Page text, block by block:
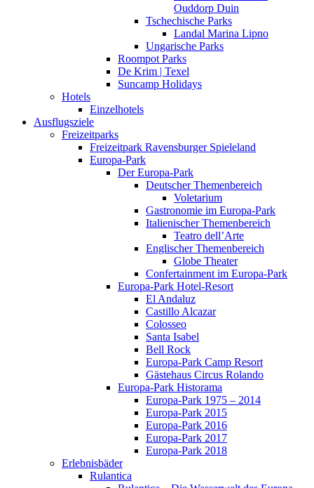
Ouddorp Duin
Tschechische Parks
Landal Marina Lipno
Ungarische Parks
Roompot Parks
De Krim | Texel
Suncamp Holidays
Hotels
Einzelhotels
Ausflugsziele
Freizeitparks
Freizeitpark Ravensburger Spieleland
Europa-Park
Der Europa-Park
Deutscher Themenbereich
Voletarium
Gastronomie im Europa-Park
Italienischer Themenbereich
Teatro dell’Arte
Englischer Themenbereich
Globe Theater
Confertainment im Europa-Park
Europa-Park Hotel-Resort
El Andaluz
Castillo Alcazar
Colosseo
Santa Isabel
Bell Rock
Europa-Park Camp Resort
Gästehaus Circus Rolando
Europa-Park Historama
Europa-Park 1975 – 2014
Europa-Park 2015
Europa-Park 2016
Europa-Park 2017
Europa-Park 2018
Erlebnisbäder
Rulantica